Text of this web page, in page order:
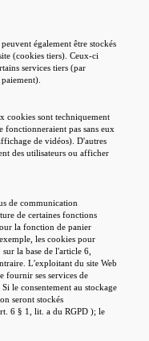
également être stockés
(cookies tiers). Ceux-ci
services tiers (par
cookies sont techniquement
fonctionneraient pas sans eux
de vidéos). D'autres
des utilisateurs ou afficher
de communication
de certaines fonctions
la fonction de panier
les cookies pour
la base de l'article 6,
L'exploitant du site Web
fournir ses services de
le consentement au stockage
seront stockés
6 § 1, lit. a du RGPD ); le